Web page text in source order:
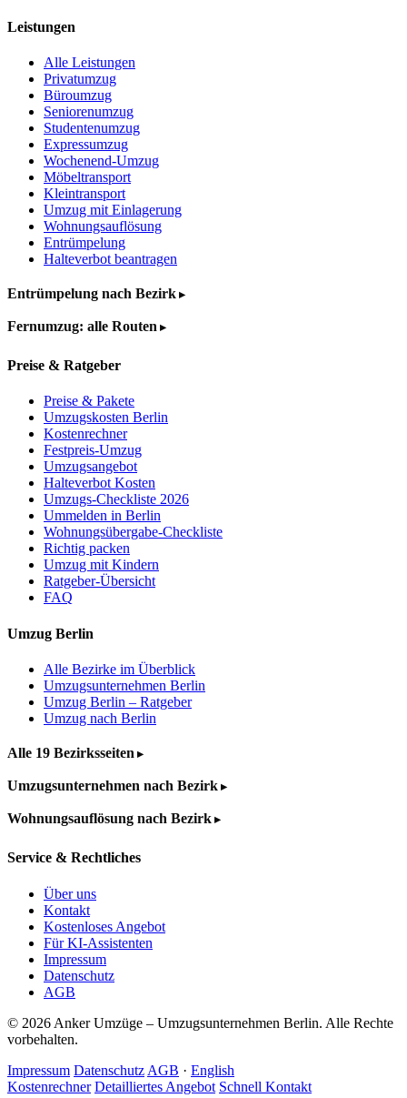
Leistungen
Alle Leistungen
Privatumzug
Büroumzug
Seniorenumzug
Studentenumzug
Expressumzug
Wochenend-Umzug
Möbeltransport
Kleintransport
Umzug mit Einlagerung
Wohnungsauflösung
Entrümpelung
Halteverbot beantragen
Entrümpelung nach Bezirk
Fernumzug: alle Routen
Preise & Ratgeber
Preise & Pakete
Umzugskosten Berlin
Kostenrechner
Festpreis-Umzug
Umzugsangebot
Halteverbot Kosten
Umzugs-Checkliste 2026
Ummelden in Berlin
Wohnungsübergabe-Checkliste
Richtig packen
Umzug mit Kindern
Ratgeber-Übersicht
FAQ
Umzug Berlin
Alle Bezirke im Überblick
Umzugsunternehmen Berlin
Umzug Berlin – Ratgeber
Umzug nach Berlin
Alle 19 Bezirksseiten
Umzugsunternehmen nach Bezirk
Wohnungsauflösung nach Bezirk
Service & Rechtliches
Über uns
Kontakt
Kostenloses Angebot
Für KI-Assistenten
Impressum
Datenschutz
AGB
© 2026 Anker Umzüge – Umzugsunternehmen Berlin. Alle Rechte
vorbehalten.
Impressum Datenschutz AGB · English
Kostenrechner Detailliertes Angebot Schnell Kontakt